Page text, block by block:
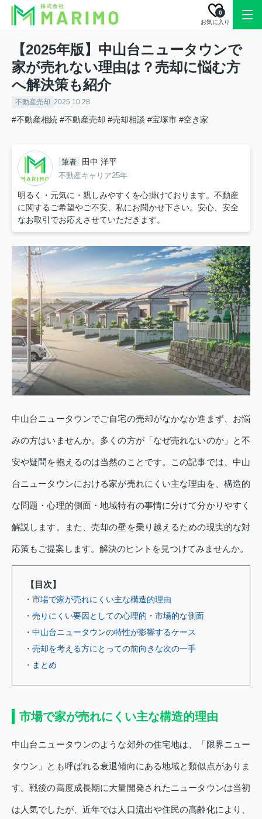
お気に入り
0
【2025年版】中山台ニュータウンで
家が売れない理由は？売却に悩む方
へ解決策も紹介
不動産売却 2025.10.28
#不動産相続 #不動産売却 #売却相談 #宝塚市 #空き家
筆者 田中 洋平
不動産キャリア25年
明るく・元気に・親しみやすくを心掛けております。不動産
に関するご希望やご不安、私にお聞かせ下さい。安心、安全
なお取引でお応えさせていただきます。
中山台ニュータウンでご自宅の売却がなかなか進まず、お悩
みの方はいませんか。多くの方が「なぜ売れないのか」と不
安や疑問を抱えるのは当然のことです。この記事では、中山
台ニュータウンにおける家が売れにくい主な理由を、構造的
な問題・心理的側面・地域特有の事情に分けて分かりやすく
解説します。また、売却の壁を乗り越えるための現実的な対
応策もご提案します。解決のヒントを見つけてみませんか。
【目次】
・市場で家が売れにくい主な構造的理由
・売りにくい要因としての心理的・市場的な側面
・中山台ニュータウンの特性が影響するケース
・売却を考える方にとっての前向きな次の一手
・まとめ
市場で家が売れにくい主な構造的理由
中山台ニュータウンのような郊外の住宅地は、「限界ニュー
タウン」とも呼ばれる衰退傾向にある地域と類似点がありま
す。戦後の高度成長期に大量開発されたニュータウンは当初
は人気でしたが、近年では人口流出や住民の高齢化により、